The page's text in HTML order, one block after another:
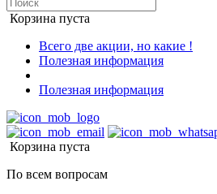
Корзина пуста
Всего две акции, но какие !
Полезная информация
Полезная информация
Корзина пуста
По всем вопросам